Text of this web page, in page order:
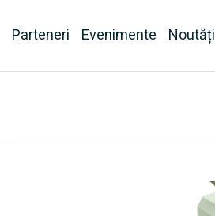
Parteneri Evenimente Noutăți